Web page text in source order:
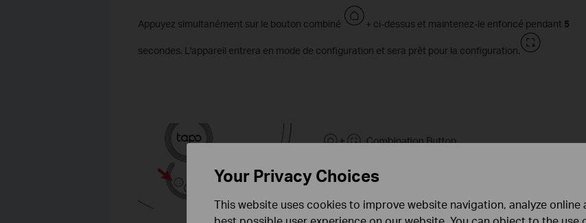
Appuyez simultanément sur le bouton combiné + ci-dessus et maintenez-le enfoncé pendant 5
secondes. L'appareil entrera en mode de configuration et sera prêt pour la configuration.
Your Privacy Choices
This website uses cookies to improve website navigation, analyze online